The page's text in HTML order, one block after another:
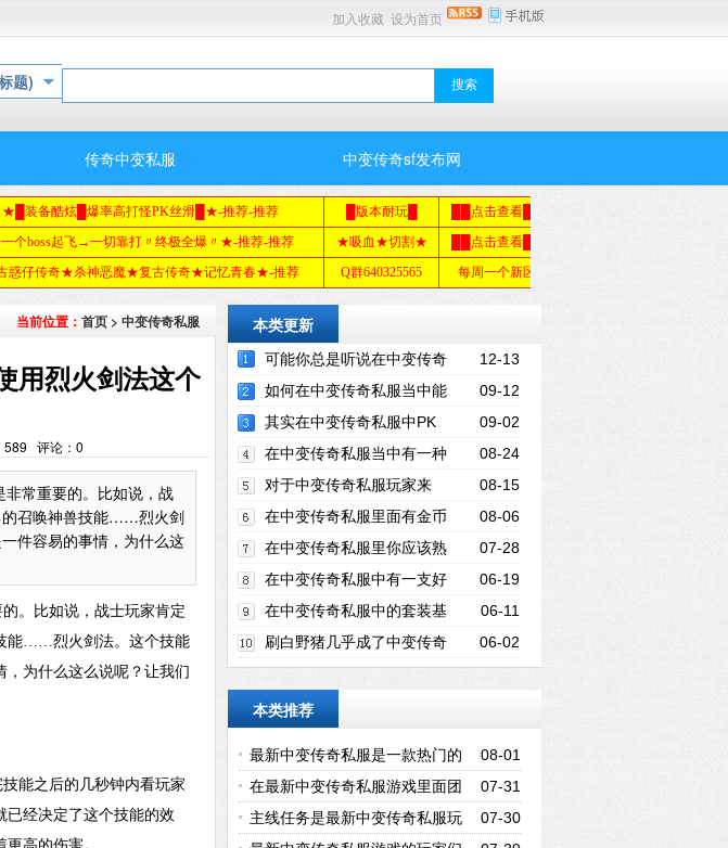
加入收藏 设为首页
题)
传奇中变私服 中变传奇sf发布网
当前位置： 首页 > 中变传奇私服
用烈火剑法这个
589 评论： 0
常重要的。比如说，战
的召唤神兽技能……烈火剑
件容易的事情，为什么这
。比如说，战士玩家肯定
能……烈火剑法。这个技能
为什么这么说呢？让我们
能之后的几秒钟内看玩家
已经决定了这个技能的效
本类更新
12-13
可能你总是听说在中变传奇
私服中有人是散人，但是更多还是有行会
的。
09-12
如何在中变传奇私服当中能
够开到更多宝箱？
09-02
其实在中变传奇私服中PK
还是很有意思的
08-24
在中变传奇私服当中有一种
非常快捷而有效的做法能够明确地了解到
当前的幸运状态
08-15
对于中变传奇私服玩家来
说，在战斗当中的攻击速度会影响到很多
08-06
在中变传奇私服里面有金币
的玩家，基本上不管做什么都更加的顺利
07-28
在中变传奇私服里你应该熟
悉其中一些武器
06-19
在中变传奇私服中有一支好
的队伍会对队员本身产生很大的影响 06-11
在中变传奇私服中的套装基
本上都有一些鲜明的特点
06-02
刷白野猪几乎成了中变传奇
私服里我们必须要做的事情
本类推荐
08-01
最新中变传奇私服是一款热门的
多人在线角色扮演游戏
07-31
在最新中变传奇私服游戏里面团
战是很常见的
07-30
主线任务是最新中变传奇私服玩